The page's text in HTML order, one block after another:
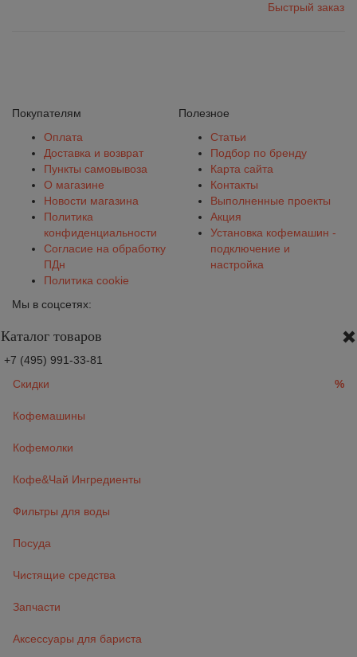
Быстрый заказ
Покупателям
Оплата
Доставка и возврат
Пункты самовывоза
О магазине
Новости магазина
Политика
конфиденциальности
Согласие на обработку
ПДн
Политика cookie
Полезное
Статьи
Подбор по бренду
Карта сайта
Контакты
Выполненные проекты
Акция
Установка кофемашин -
подключение и
настройка
Мы в соцсетях:
Каталог товаров
+7 (495) 991-33-81
Скидки
%
Кофемашины
Кофемолки
Кофе&Чай Ингредиенты
Фильтры для воды
Посуда
Чистящие средства
Запчасти
Аксессуары для бариста